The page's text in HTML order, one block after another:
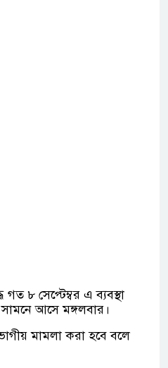
৮ সেপ্টেম্বর এ ব্যবস্থা
আসে মঙ্গলবার।
মামলা করা হবে বলে